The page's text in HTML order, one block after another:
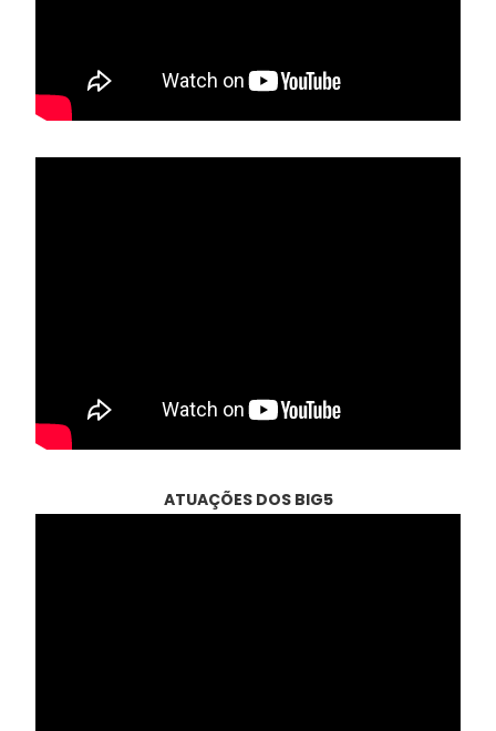
ATUAÇÕES DOS BIG5